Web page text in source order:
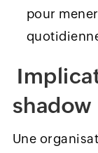
pour
shadow
Une